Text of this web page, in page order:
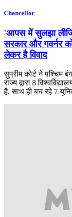
Chancellor
'आपस में सुलझा
सरकार और गवर्नर
लेकर है विवाद
सुप्रीम कोर्ट ने पश्चिम
राज्य द्वारा 8
है. साथ ही बच रहे 7